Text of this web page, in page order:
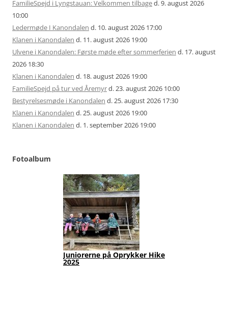
FamilieSpejd i Lyngstauan: Velkommen tilbaged. 9. august 2026
10:00
Ledermøde I Kanondalen d. 10. august 2026 17:00
Klanen i Kanondalen d. 11. august 2026 19:00
Ulvene i Kanondalen: Første møde efter sommerferien d. 17. august
2026 18:30
Klanen i Kanondalen d. 18. august 2026 19:00
FamilieSpejd på tur ved Åremyrd. 23. august 2026 10:00
Bestyrelsesmøde i Kanondalen d. 25. august 2026 17:30
Klanen i Kanondalen d. 25. august 2026 19:00
Klanen i Kanondalen d. 1. september 2026 19:00
Fotoalbum
Juniorerne på Oprykker Hike
2025